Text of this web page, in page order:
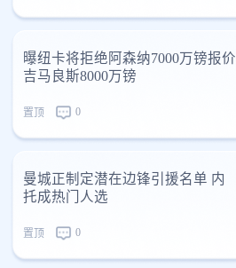
曝纽卡将拒绝阿森纳7000万镑报价
吉马良斯8000万镑
置顶 0
曼城正制定潜在边锋引援名单 内
托成热门人选
置顶 0